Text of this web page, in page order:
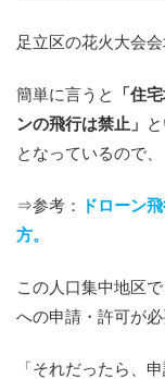
足立区の花火大会
簡単に言うと
「住
ンの飛行は禁止」
となっているので
⇒参考：
ドローン
方。
この人口集中地区
への申請・許可が必
「それだったら、